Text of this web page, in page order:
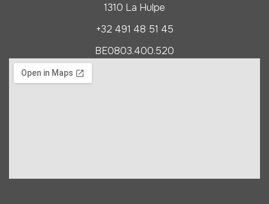
1310 La Hulpe
+32 491 48 51 45
BE0803.400.520